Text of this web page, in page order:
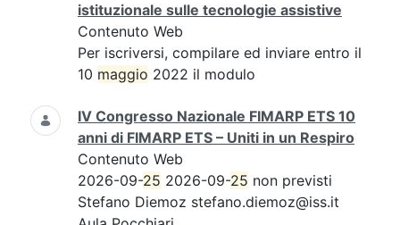
istituzionale sulle tecnologie assistive
Contenuto Web
Per iscriversi, compilare ed inviare entro il
10 maggio 2022 il modulo
IV Congresso Nazionale FIMARP ETS 10
anni di FIMARP ETS – Uniti in un Respiro
Contenuto Web
2026-09-25 2026-09-25 non previsti
Stefano Diemoz stefano.diemoz@iss.it